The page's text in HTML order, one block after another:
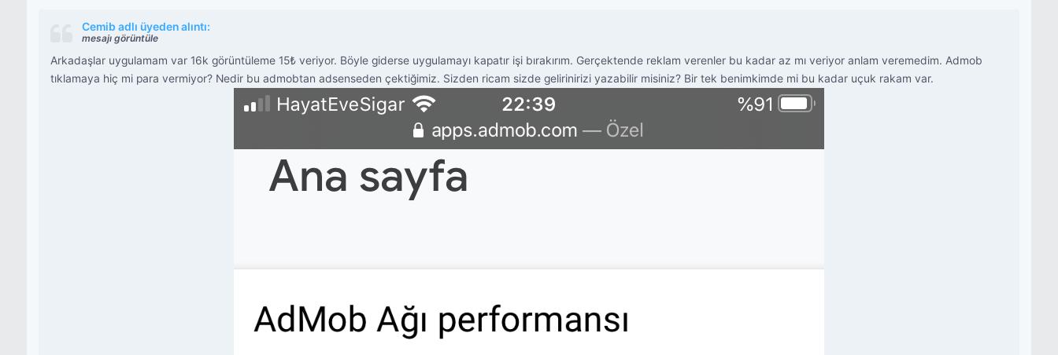
Cemib adlı üyeden alıntı:
mesajı görüntüle
Arkadaşlar uygulamam var 16k görüntüleme 15₺ veriyor. Böyle giderse uygulamayı kapatır işi bırakırım. Gerçektende reklam verenler bu kadar az mı veriyor anlam veremedim. Admob
tıklamaya hiç mi para vermiyor? Nedir bu admobtan adsenseden çektiğimiz. Sizden ricam sizde gelirinirizi yazabilir misiniz? Bir tek benimkimde mi bu kadar uçuk rakam var.